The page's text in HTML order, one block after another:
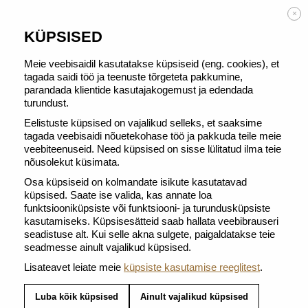
×
KÜPSISED
Meie veebisaidil kasutatakse küpsiseid (eng. cookies), et
tagada saidi töö ja teenuste tõrgeteta pakkumine,
parandada klientide kasutajakogemust ja edendada
turundust.
Eelistuste küpsised on vajalikud selleks, et saaksime
tagada veebisaidi nõuetekohase töö ja pakkuda teile meie
veebiteenuseid. Need küpsised on sisse lülitatud ilma teie
nõusolekut küsimata.
Osa küpsiseid on kolmandate isikute kasutatavad
küpsised. Saate ise valida, kas annate loa
funktsiooniküpsiste või funktsiooni- ja turundusküpsiste
kasutamiseks. Küpsisesätteid saab hallata veebibrauseri
seadistuse alt. Kui selle akna sulgete, paigaldatakse teie
seadmesse ainult vajalikud küpsised.
Lisateavet leiate meie küpsiste kasutamise reeglitest.
Luba kõik küpsised Ainult vajalikud küpsised
SELLES KATEGOORIAS
TOOTEID EI OLE.
TASUTA KOHALETOIMETAMINE TELLIMUSTELE
ALATES 50 EUROST
Saate tellimused kätte 3-4 ööpäeva jooksul teie
valitud aadressil